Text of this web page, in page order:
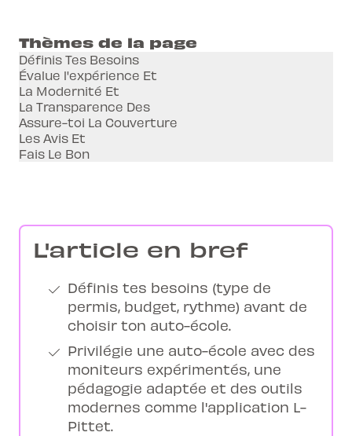
Thèmes de la page
Définis Tes Besoins
Évalue l'expérience Et
La Modernité Et
La Transparence Des
Assure-toi La Couverture
Les Avis Et
Fais Le Bon
L'article en bref
Définis tes besoins (type de
permis, budget, rythme) avant de
choisir ton auto-école.
Privilégie une auto-école avec des
moniteurs expérimentés, une
pédagogie adaptée et des outils
modernes comme l'application L-
Pittet.